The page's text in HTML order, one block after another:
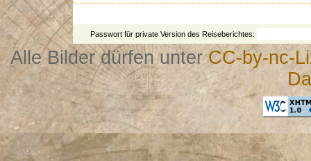
Passwort für private Version des Reiseberichtes:
Alle Bilder dürfen unterCC-by-nc-